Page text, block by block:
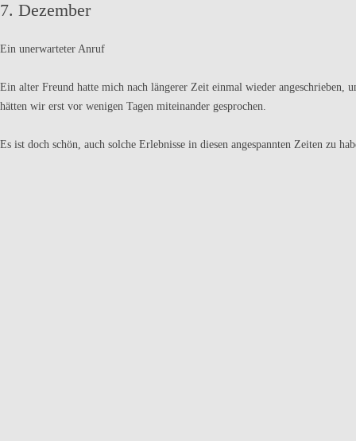
7. Dezember
Ein unerwarteter Anruf
Ein alter Freund hatte mich nach längerer Zeit einmal wieder
hätten wir erst vor wenigen Tagen miteinander gesprochen.
Es ist doch schön, auch solche Erlebnisse in diesen angespannten Zeiten zu